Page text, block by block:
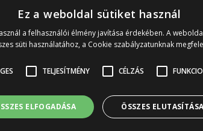
Ez a weboldal sütiket használ
a felhasználói élmény javítása érdekében. A
süti használatához, a Cookie szabályzatunknak
TELJESÍTMÉNY CÉLZÁS
ELFOGADÁSA ÖSSZES